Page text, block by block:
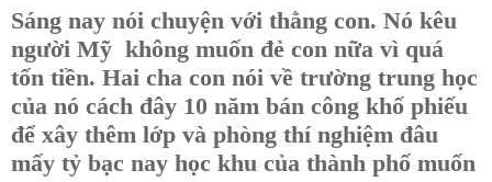
Sáng nay nói chuyện với thằng con. Nó kêu
người Mỹ không muốn đẻ con nữa vì quá
tốn tiền. Hai cha con nói về trường trung học
của nó cách đây 10 năm bán công khố phiếu
để xây thêm lớp và phòng thí nghiệm đâu
mấy tỷ bạc nay học khu của thành phố muốn